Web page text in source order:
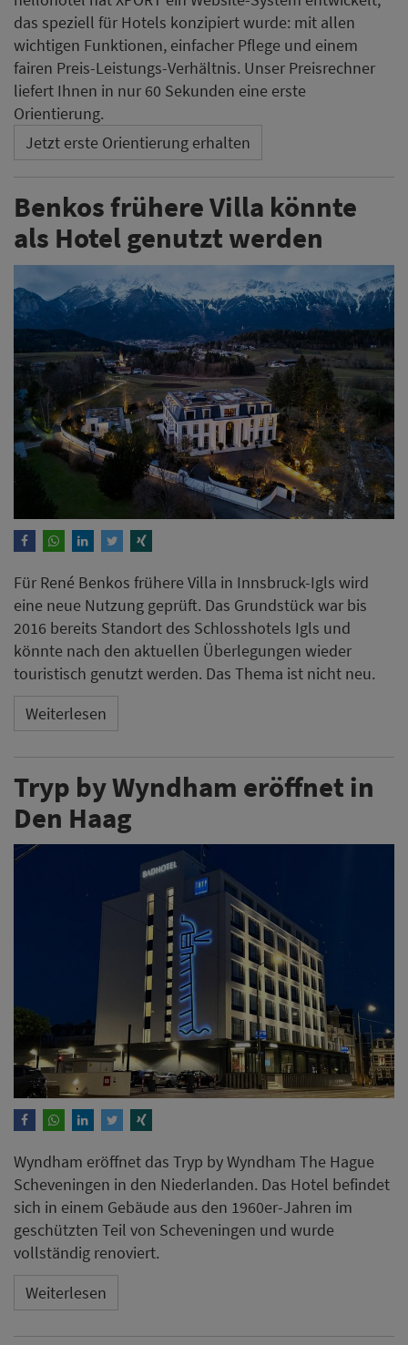
das speziell für Hotels konzipiert wurde: mit allen
wichtigen Funktionen, einfacher Pflege und einem
fairen Preis-Leistungs-Verhältnis. Unser Preisrechner
liefert Ihnen in nur 60 Sekunden eine erste
Orientierung.
Jetzt erste Orientierung erhalten
Benkos frühere Villa könnte
als Hotel genutzt werden
Für René Benkos frühere Villa in Innsbruck-Igls wird
eine neue Nutzung geprüft. Das Grundstück war bis
2016 bereits Standort des Schlosshotels Igls und
könnte nach den aktuellen Überlegungen wieder
touristisch genutzt werden. Das Thema ist nicht neu.
Weiterlesen
Tryp by Wyndham eröffnet in
Den Haag
Wyndham eröffnet das Tryp by Wyndham The Hague
Scheveningen in den Niederlanden. Das Hotel befindet
sich in einem Gebäude aus den 1960er-Jahren im
geschützten Teil von Scheveningen und wurde
vollständig renoviert.
Weiterlesen